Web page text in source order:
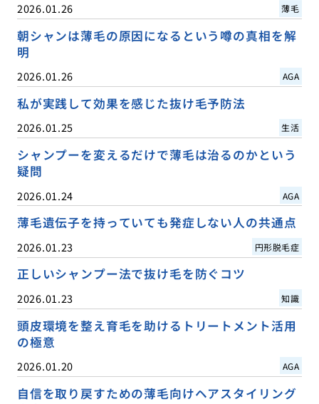
2026.01.26 薄毛
朝シャンは薄毛の原因になるという噂の真相を解
明
2026.01.26 AGA
私が実践して効果を感じた抜け毛予防法
2026.01.25 生活
シャンプーを変えるだけで薄毛は治るのかという
疑問
2026.01.24 AGA
薄毛遺伝子を持っていても発症しない人の共通点
2026.01.23 円形脱毛症
正しいシャンプー法で抜け毛を防ぐコツ
2026.01.23 知識
頭皮環境を整え育毛を助けるトリートメント活用
の極意
2026.01.20 AGA
自信を取り戻すための薄毛向けヘアスタイリング